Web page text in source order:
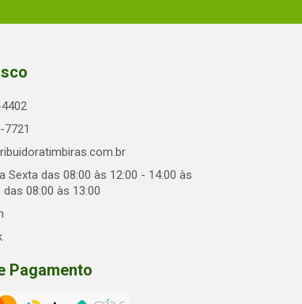
7721
Sexta das 08:00 às 12:00 - 14:00 às
das 08:00 às 13:00
Pagamento